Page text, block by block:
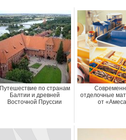
Путешествие по странам
Балтии и древней
Восточной Пруссии
отделочные
от